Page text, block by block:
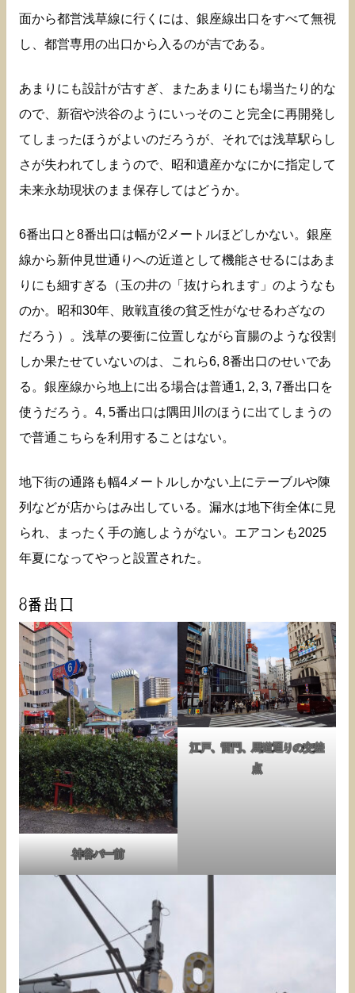
面から都営浅草線に行くには、銀座線出口をすべて無視
し、都営専用の出口から入るのが吉である。
あまりにも設計が古すぎ、またあまりにも場当たり的な
ので、新宿や渋谷のようにいっそのこと完全に再開発し
てしまったほうがよいのだろうが、それでは浅草駅らし
さが失われてしまうので、昭和遺産かなにかに指定して
未来永劫現状のまま保存してはどうか。
6番出口と8番出口は幅が2メートルほどしかない。銀座
線から新仲見世通りへの近道として機能させるにはあま
りにも細すぎる（玉の井の「抜けられます」のようなも
のか。昭和30年、敗戦直後の貧乏性がなせるわざなの
だろう）。浅草の要衝に位置しながら盲腸のような役割
しか果たせていないのは、これら6, 8番出口のせいであ
る。銀座線から地上に出る場合は普通1, 2, 3, 7番出口を
使うだろう。4, 5番出口は隅田川のほうに出てしまうの
で普通こちらを利用することはない。
地下街の通路も幅4メートルしかない上にテーブルや陳
列などが店からはみ出している。漏水は地下街全体に見
られ、まったく手の施しようがない。エアコンも2025
年夏になってやっと設置された。
8番出口
神谷バー前
江戸、雷門、馬道通りの交差
点